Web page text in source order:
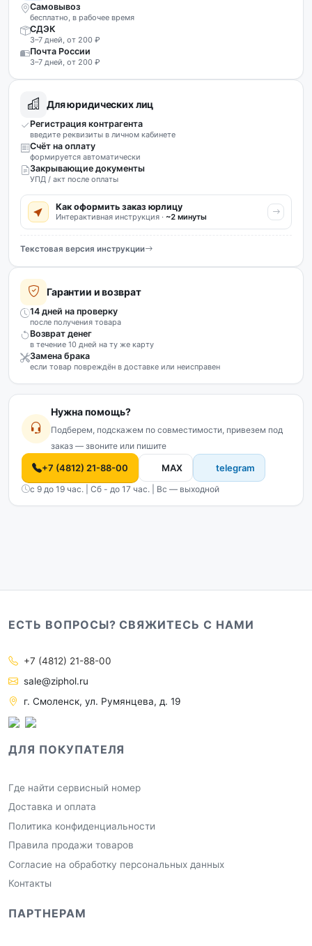
Самовывоз
бесплатно, в рабочее время
СДЭК
3–7 дней, от 200 ₽
Почта России
3–7 дней, от 200 ₽
Для юридических лиц
Регистрация контрагента
введите реквизиты в личном кабинете
Счёт на оплату
формируется автоматически
Закрывающие документы
УПД / акт после оплаты
Как оформить заказ юрлицу
Интерактивная инструкция · ~2 минуты
Текстовая версия инструкции
Гарантии и возврат
14 дней на проверку
после получения товара
Возврат денег
в течение 10 дней на ту же карту
Замена брака
если товар повреждён в доставке или неисправен
Нужна помощь?
Подберем, подскажем по совместимости, привезем под
заказ — звоните или пишите
+7 (4812) 21-88-00 MAX telegram
с 9 до 19 час. | Сб - до 17 час. | Вс — выходной
ЕСТЬ ВОПРОСЫ? СВЯЖИТЕСЬ С НАМИ
+7 (4812) 21-88-00
sale@ziphol.ru
г. Смоленск, ул. Румянцева, д. 19
ДЛЯ ПОКУПАТЕЛЯ
Где найти сервисный номер
Доставка и оплата
Политика конфиденциальности
Правила продажи товаров
Согласие на обработку персональных данных
Контакты
ПАРТНЕРАМ